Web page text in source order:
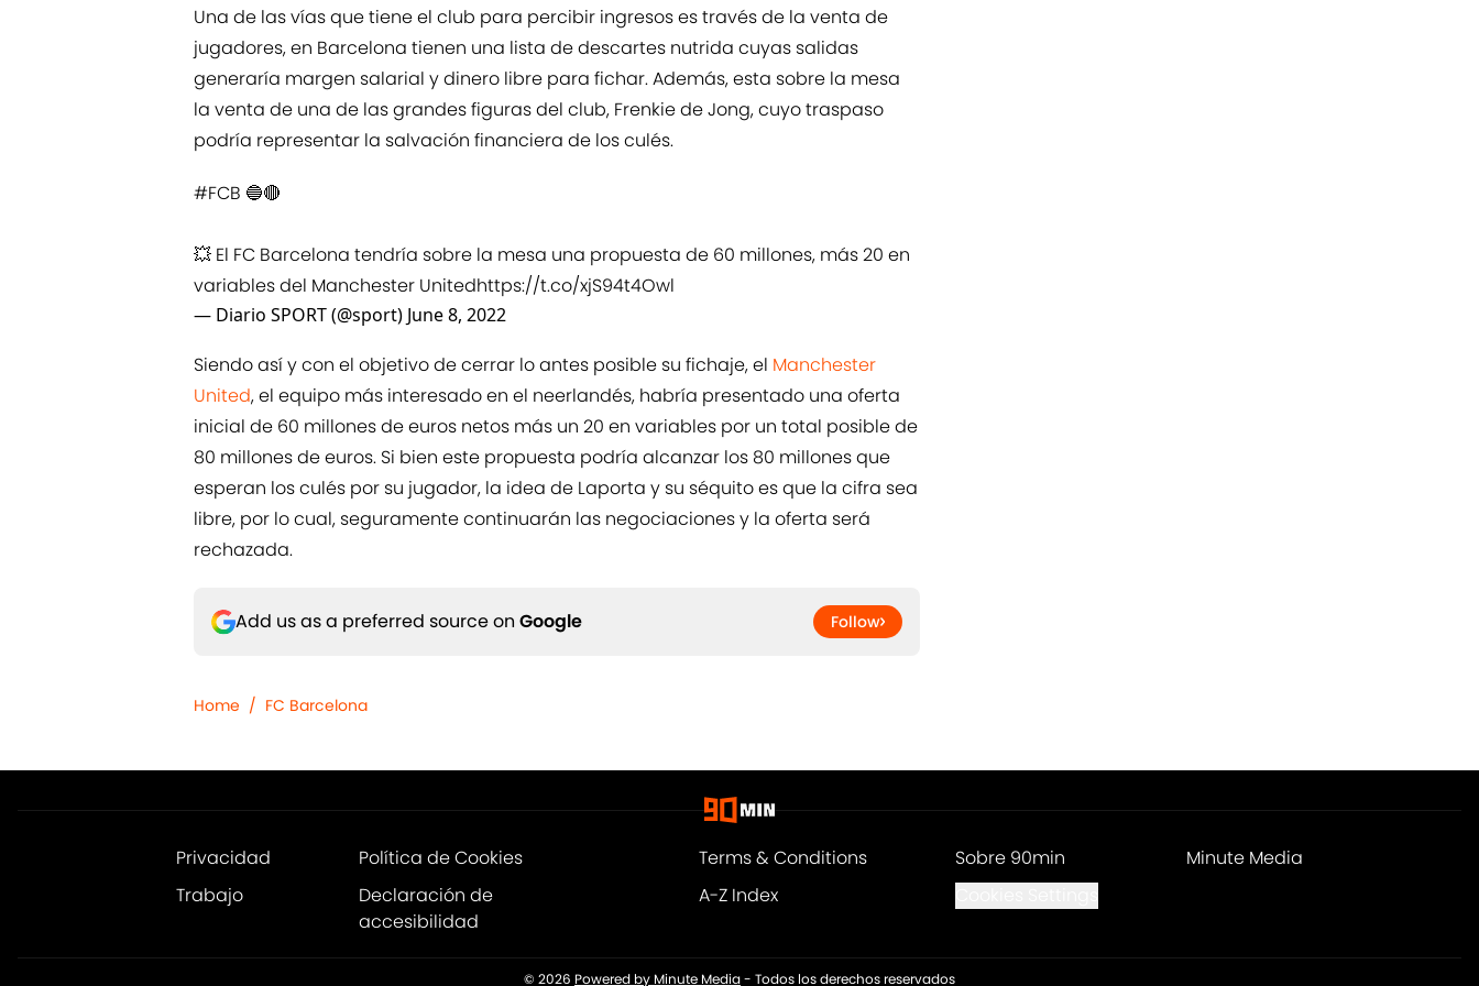
Una de las vías que tiene el club para percibir ingresos es través de la venta de
jugadores, en Barcelona tienen una lista de descartes nutrida cuyas salidas
generaría margen salarial y dinero libre para fichar. Además, esta sobre la mesa
la venta de una de las grandes figuras del club, Frenkie de Jong, cuyo traspaso
podría representar la salvación financiera de los culés.
#FCB 🔵🔴
💥 El FC Barcelona tendría sobre la mesa una propuesta de 60 millones, más 20 en
variables del Manchester Unitedhttps://t.co/xjS94t4Owl
— Diario SPORT (@sport) June 8, 2022
Siendo así y con el objetivo de cerrar lo antes posible su fichaje, el Manchester
United, el equipo más interesado en el neerlandés, habría presentado una oferta
inicial de 60 millones de euros netos más un 20 en variables por un total posible de
80 millones de euros. Si bien este propuesta podría alcanzar los 80 millones que
esperan los culés por su jugador, la idea de Laporta y su séquito es que la cifra sea
libre, por lo cual, seguramente continuarán las negociaciones y la oferta será
rechazada.
Add us as a preferred source on Google Follow
Home / FC Barcelona
Privacidad Política de Cookies Terms & Conditions Sobre 90min
Minute Media
Trabajo
Declaración de
accesibilidad
A-Z Index
© 2026 Powered by Minute Media- Todos los derechos reservados